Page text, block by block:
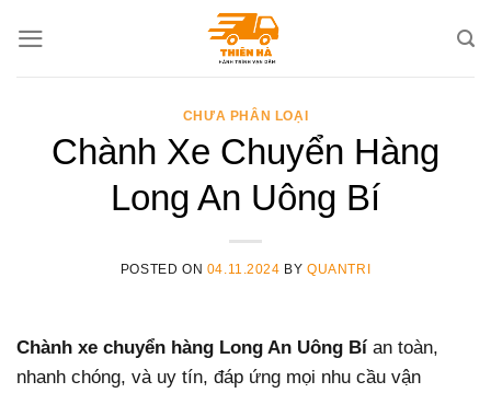
CHƯA PHÂN LOẠI
Chành Xe Chuyển Hàng
Long An Uông Bí
POSTED ON 04.11.2024 BYQUANTRI
Chành xe chuyển hàng Long An Uông Bí an toàn,
nhanh chóng, và uy tín, đáp ứng mọi nhu cầu vận